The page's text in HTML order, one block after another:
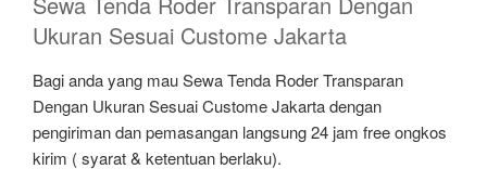
Ukuran Sesuai Custome Jakarta
Bagi anda yang mau Sewa Tenda Roder Transparan
Dengan Ukuran Sesuai Custome Jakarta dengan
pengiriman dan pemasangan langsung 24 jam free ongkos
kirim ( syarat & ketentuan berlaku).